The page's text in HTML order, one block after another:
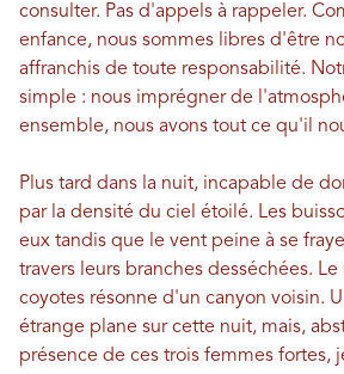
consulter. Pas d'appels à rappeler.
enfance, nous sommes libres d'être
affranchis de toute responsabilité.
simple : nous imprégner de
ensemble, nous avons tout ce qu'il
Plus tard dans la nuit, incapable de
par la densité du ciel étoilé. Les
eux tandis que le vent peine à se
travers leurs branches desséchées.
coyotes résonne d'un canyon voisin.
étrange plane sur cette nuit, mais,
présence de ces trois femmes fortes,